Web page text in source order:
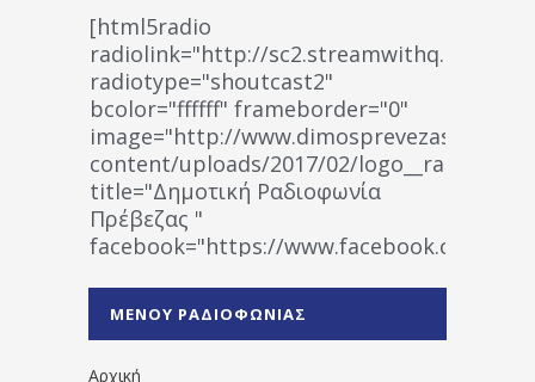
[html5radio
radiolink="http://
radiotype="shoutcast2"
bcolor="ffffff" frameborder="0"
image="http://www.dimosprevezas.gr/wp-
content/uploads/2017/02/
title="Δημοτική Ραδιοφωνία
Πρέβεζας "
facebook="https://www.facebook.com/
1531194763766854/" artist="" ]
ΜΕΝΟΥ ΡΑΔΙΟΦΩΝΙΑΣ
Αρχική